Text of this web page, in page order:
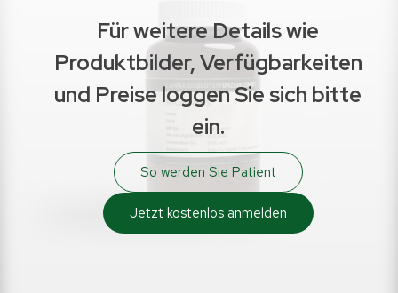
Für weitere Details wie
Produktbilder, Verfügbarkeiten
und Preise loggen Sie sich bitte
ein.
So werden Sie Patient
Jetzt kostenlos anmelden